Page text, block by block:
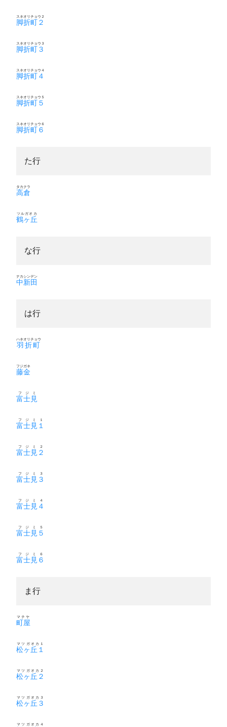
脚折町２
スネオリチョウ２
脚折町３
スネオリチョウ３
脚折町４
スネオリチョウ４
脚折町５
スネオリチョウ５
脚折町６
スネオリチョウ６
た行
高倉
タカクラ
鶴ヶ丘
ツルガオカ
な行
中新田
ナカシンデン
は行
羽折町
ハネオリチョウ
藤金
フジガネ
富士見
フジミ
富士見１
フジミ１
富士見２
フジミ２
富士見３
フジミ３
富士見４
フジミ４
富士見５
フジミ５
富士見６
フジミ６
ま行
町屋
マチヤ
松ヶ丘１
マツガオカ１
松ヶ丘２
マツガオカ２
松ヶ丘３
マツガオカ３
マツガオカ４